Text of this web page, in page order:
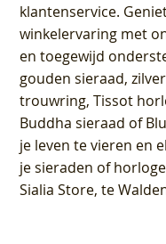
klantenservice.
winkelervaring met
en toegewijd
gouden sieraad,
trouwring, Tissot
Buddha sieraad of
je leven te vieren en
je sieraden of
Sialia Store, te